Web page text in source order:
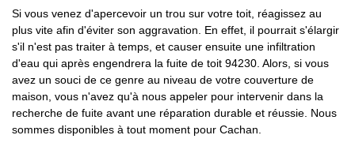
Si vous venez d'apercevoir un trou sur votre toit, réagissez au
plus vite afin d'éviter son aggravation. En effet, il pourrait s'élargir
s'il n'est pas traiter à temps, et causer ensuite une infiltration
d'eau qui après engendrera la fuite de toit 94230. Alors, si vous
avez un souci de ce genre au niveau de votre couverture de
maison, vous n'avez qu'à nous appeler pour intervenir dans la
recherche de fuite avant une réparation durable et réussie. Nous
sommes disponibles à tout moment pour Cachan.